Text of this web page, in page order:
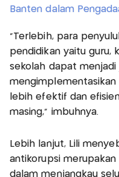
Banten dalam
"Terlebih, para
pendidikan yaitu guru,
sekolah dapat
lebih efektif dan
masing," imbuhnya.
Lebih lanjut, Lili
antikorupsi merupakan
dalam menjangkau